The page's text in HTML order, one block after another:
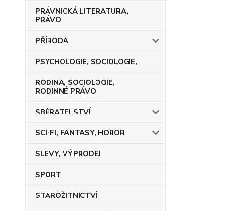
PRÁVNICKÁ LITERATURA,
PRÁVO
PŘÍRODA
PSYCHOLOGIE, SOCIOLOGIE,
RODINA, SOCIOLOGIE,
RODINNÉ PRÁVO
SBĚRATELSTVÍ
SCI-FI, FANTASY, HOROR
SLEVY, VÝPRODEJ
SPORT
STAROŽITNICTVÍ